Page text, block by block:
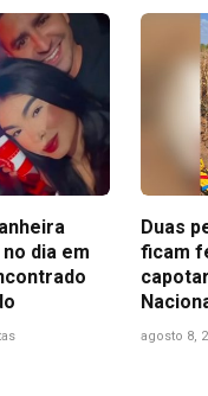
dia em
Duas
ficam
agosto 8,